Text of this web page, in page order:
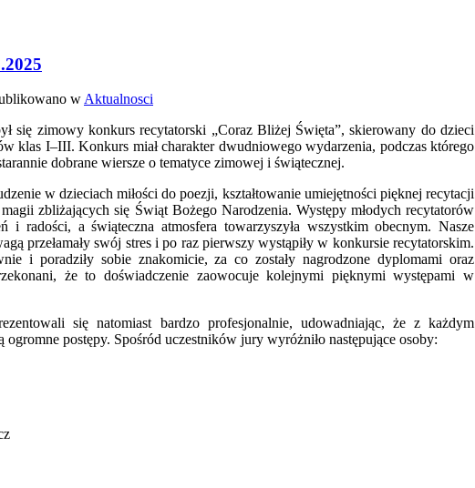
wAktualnosci
się zimowy konkurs recytatorski „Coraz Bliżej Święta”, skierowany do dzieci
klas I–III. Konkurs miał charakter dwudniowego wydarzenia, podczas którego
dobrane wiersze o tematyce zimowej i świątecznej.
w dzieciach miłości do poezji, kształtowanie umiejętności pięknej recytacji
zbliżających się Świąt Bożego Narodzenia. Występy młodych recytatorów
i radości, a świąteczna atmosfera towarzyszyła wszystkim obecnym. Nasze
przełamały swój stres i po raz pierwszy wystąpiły w konkursie recytatorskim.
i poradziły sobie znakomicie, za co zostały nagrodzone dyplomami oraz
że to doświadczenie zaowocuje kolejnymi pięknymi występami w
się natomiast bardzo profesjonalnie, udowadniając, że z każdym
postępy. Spośród uczestników jury wyróżniło następujące osoby: